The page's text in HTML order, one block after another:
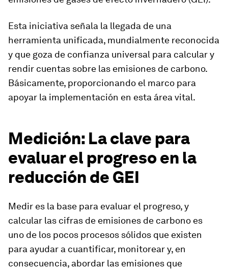
Esta iniciativa señala la llegada de una
herramienta unificada, mundialmente reconocida
y que goza de confianza universal para calcular y
rendir cuentas sobre las emisiones de carbono.
Básicamente, proporcionando el marco para
apoyar la implementación en esta área vital.
Medición: La clave para
evaluar el progreso en la
reducción de GEI
Medir es la base para evaluar el progreso, y
calcular las cifras de emisiones de carbono es
uno de los pocos procesos sólidos que existen
para ayudar a cuantificar, monitorear y, en
consecuencia, abordar las emisiones que